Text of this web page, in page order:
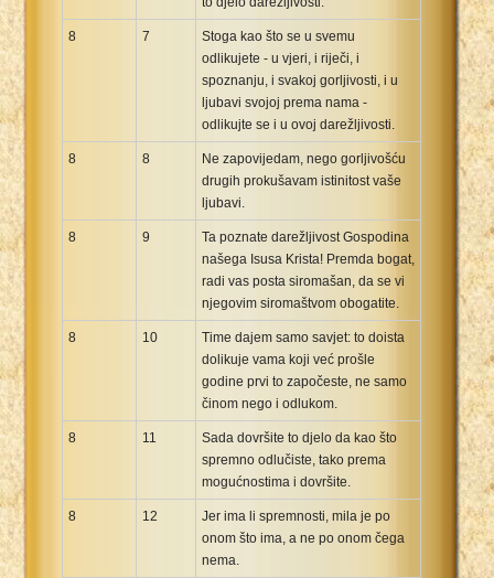
8 7
Stoga kao što se u svemu
odlikujete - u vjeri, i riječi, i
spoznanju, i svakoj gorljivosti, i u
ljubavi svojoj prema nama -
odlikujte se i u ovoj darežljivosti.
8 8
Ne zapovijedam, nego gorljivošću
drugih prokušavam istinitost vaše
ljubavi.
8 9
Ta poznate darežljivost Gospodina
našega Isusa Krista! Premda bogat,
radi vas posta siromašan, da se vi
njegovim siromaštvom obogatite.
8 10
Time dajem samo savjet: to doista
dolikuje vama koji već prošle
godine prvi to započeste, ne samo
činom nego i odlukom.
8 11
Sada dovršite to djelo da kao što
spremno odlučiste, tako prema
mogućnostima i dovršite.
8 12
Jer ima li spremnosti, mila je po
onom što ima, a ne po onom čega
nema.